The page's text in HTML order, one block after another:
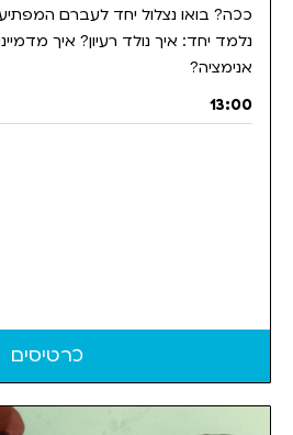
ככה? בואו נצלול יחד לעברם המפתיע
נלמד יחד: איך נולד רעיון? איך
אנימציה?
13:00
כרטיסים